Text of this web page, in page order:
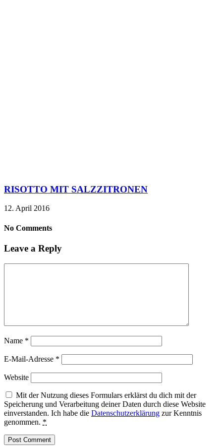
RISOTTO MIT SALZZITRONEN
12. April 2016
No Comments
Leave a Reply
Name *
E-Mail-Adresse *
Website
Mit der Nutzung dieses Formulars erklärst du dich mit der
Speicherung und Verarbeitung deiner Daten durch diese Website
einverstanden. Ich habe die Datenschutzerklärung zur Kenntnis
genommen. *